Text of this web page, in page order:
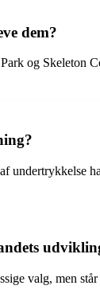
dem?
og Skeleton
undertrykkelse
valg, men